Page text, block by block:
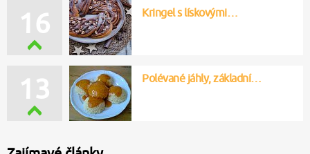
16 Kringel s lískovými…
13 Polévané jáhly, základní…